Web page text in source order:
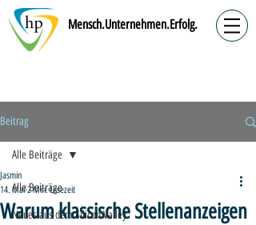
Mensch.Unternehmen.Erfolg.
Beitrag
Alle Beiträge
Neues aus dem Silicon Valley
Alle Beiträge
Warum klassische Stellenanzeigen
Jasmin
14. Mai 2 Min. Lesezeit